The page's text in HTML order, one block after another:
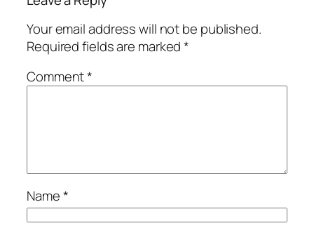
Your email address will not be published.
Required fields are marked*
Comment*
Name*